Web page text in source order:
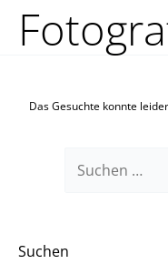
Inhalt
springen
Das Gesuchte konnte
nach:
Suchen